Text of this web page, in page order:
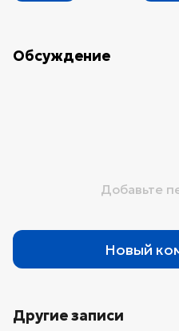
Обсуждение
Добавьте
Новый
Другие записи